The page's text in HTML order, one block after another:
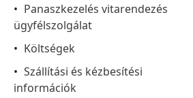
Panaszkezelés vitarendezés
ügyfélszolgálat
Költségek
Szállítási és kézbesítési
információk